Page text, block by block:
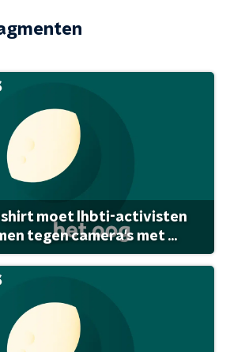
moet lhbti-activisten
tegen camera's met ...